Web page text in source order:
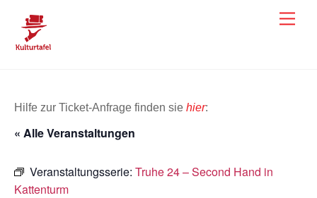
content
Hilfe zur Ticket-Anfrage finden sie hier:
« Alle Veranstaltungen
Veranstaltungsserie: Truhe 24 – Second Hand in
Kattenturm